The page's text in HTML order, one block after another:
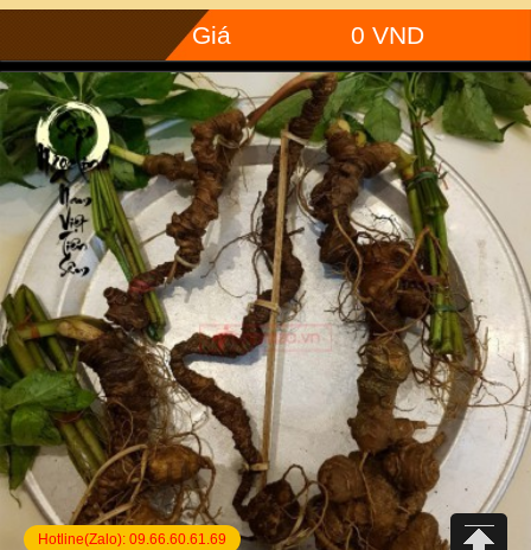
Giá 0 VND
Hotline(Zalo): 09.66.60.61.69